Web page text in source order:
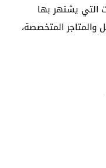
التي يشتهر بها
والمتاجر المتخصصة،